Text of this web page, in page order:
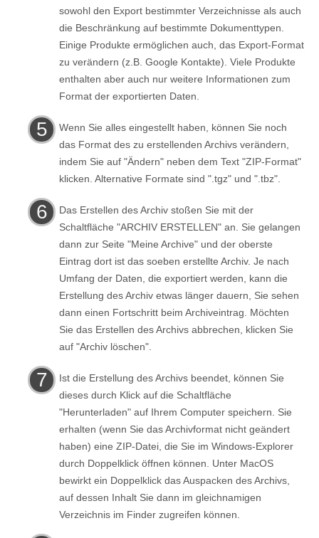
sowohl den Export bestimmter Verzeichnisse als auch
die Beschränkung auf bestimmte Dokumenttypen.
Einige Produkte ermöglichen auch, das Export-Format
zu verändern (z.B. Google Kontakte). Viele Produkte
enthalten aber auch nur weitere Informationen zum
Format der exportierten Daten.
Wenn Sie alles eingestellt haben, können Sie noch
das Format des zu erstellenden Archivs verändern,
indem Sie auf "Ändern" neben dem Text "ZIP-Format"
klicken. Alternative Formate sind ".tgz" und ".tbz".
Das Erstellen des Archiv stoßen Sie mit der
Schaltfläche "ARCHIV ERSTELLEN" an. Sie gelangen
dann zur Seite "Meine Archive" und der oberste
Eintrag dort ist das soeben erstellte Archiv. Je nach
Umfang der Daten, die exportiert werden, kann die
Erstellung des Archiv etwas länger dauern, Sie sehen
dann einen Fortschritt beim Archiveintrag. Möchten
Sie das Erstellen des Archivs abbrechen, klicken Sie
auf "Archiv löschen".
Ist die Erstellung des Archivs beendet, können Sie
dieses durch Klick auf die Schaltfläche
"Herunterladen" auf Ihrem Computer speichern. Sie
erhalten (wenn Sie das Archivformat nicht geändert
haben) eine ZIP-Datei, die Sie im Windows-Explorer
durch Doppelklick öffnen können. Unter MacOS
bewirkt ein Doppelklick das Auspacken des Archivs,
auf dessen Inhalt Sie dann im gleichnamigen
Verzeichnis im Finder zugreifen können.